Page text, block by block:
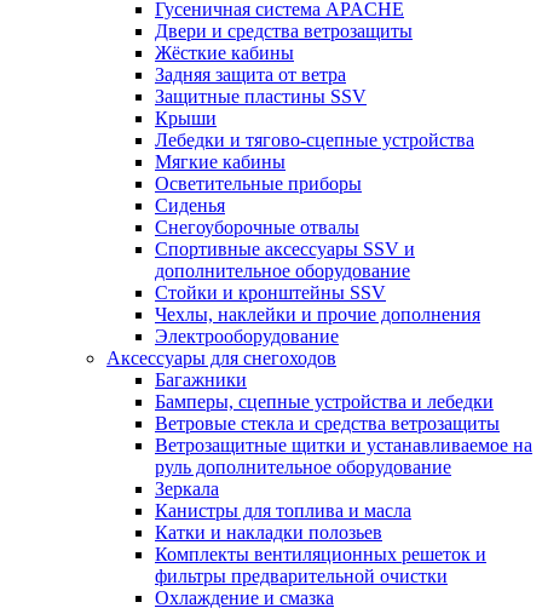
Гусеничная система APACHE
Двери и средства ветрозащиты
Жёсткие кабины
Задняя защита от ветра
Защитные пластины SSV
Крыши
Лебедки и тягово-сцепные устройства
Мягкие кабины
Осветительные приборы
Сиденья
Снегоуборочные отвалы
Спортивные аксессуары SSV и
дополнительное оборудование
Стойки и кронштейны SSV
Чехлы, наклейки и прочие дополнения
Электрооборудование
Аксессуары для снегоходов
Багажники
Бамперы, сцепные устройства и лебедки
Ветровые стекла и средства ветрозащиты
Ветрозащитные щитки и устанавливаемое на
руль дополнительное оборудование
Зеркала
Канистры для топлива и масла
Катки и накладки полозьев
Комплекты вентиляционных решеток и
фильтры предварительной очистки
Охлаждение и смазка